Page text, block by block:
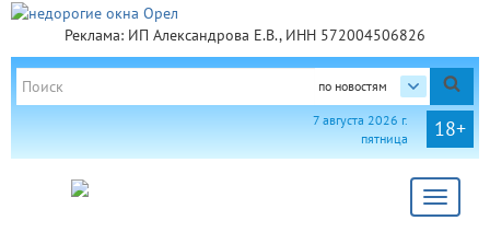
Реклама: ИП Александрова Е.В., ИНН 572004506826
по новостям
18+
7 августа 2026 г.
пятница
Toggle